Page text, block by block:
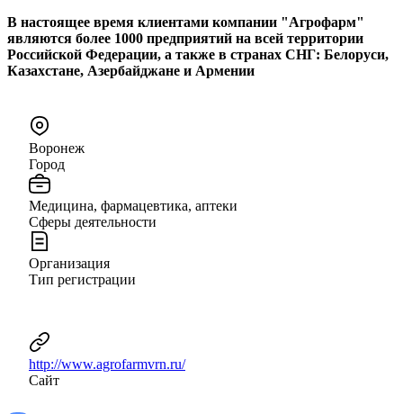
В настоящее время клиентами компании "Агрофарм"
являются более 1000 предприятий на всей территории
Российской Федерации, а также в странах СНГ: Белоруcи,
Казахстане, Азербайджане и Армении
Воронеж
Город
Медицина, фармацевтика, аптеки
Сферы деятельности
Организация
Тип регистрации
http://www.agrofarmvrn.ru/
Сайт